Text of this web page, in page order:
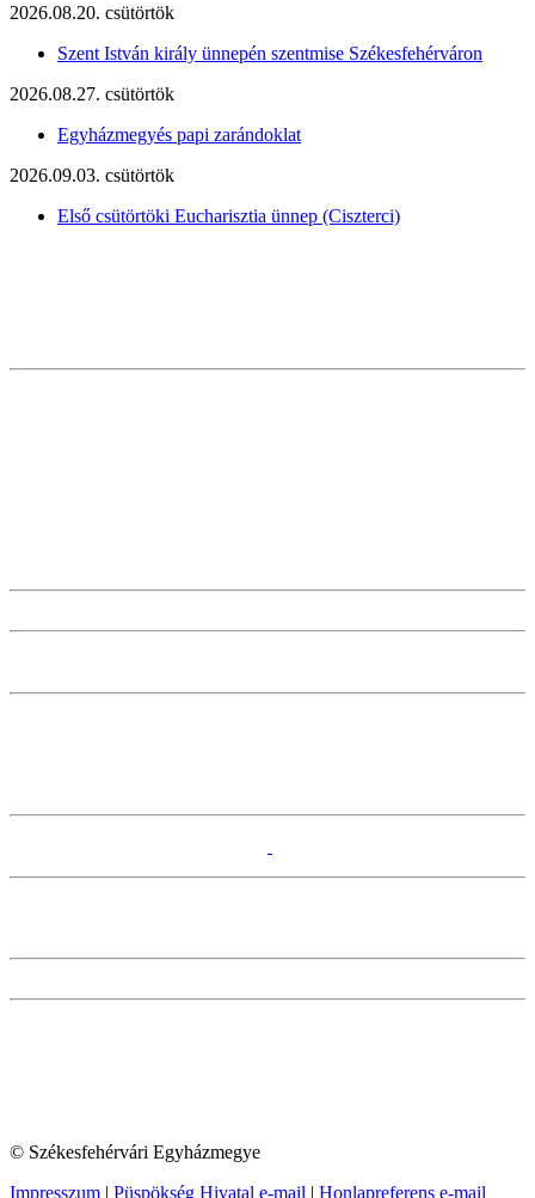
2026.08.20. csütörtök
Szent István király ünnepén szentmise Székesfehérváron
2026.08.27. csütörtök
Egyházmegyés papi zarándoklat
2026.09.03. csütörtök
Első csütörtöki Eucharisztia ünnep (Ciszterci)
© Székesfehérvári Egyházmegye
Impresszum | Püspökség Hivatal e-mail | Honlapreferens e-mail